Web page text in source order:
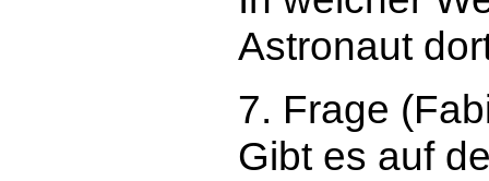
Astronaut
7. Frage
Gibt es auf